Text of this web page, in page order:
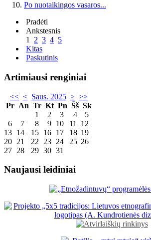
Po nuotaikingos vasaros...
Pradėti
Ankstesnis
1
2 3 4 5
Kitas
Paskutinis
Artimiausi renginiai
<< < Saus. 2025 > >>
Pr An Tr Kt Pn Šš Sk
1
2 3 4
5
6
7 8 9 10 11
12
13 14 15 16 17 18 19
20 21 22 23 24 25 26
27 28 29 30 31
Naujausi leidiniai